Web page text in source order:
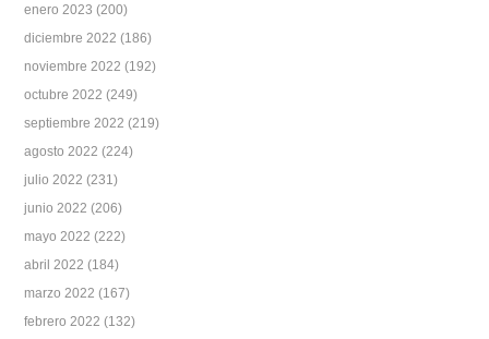
enero 2023 (200)
diciembre 2022 (186)
noviembre 2022 (192)
octubre 2022 (249)
septiembre 2022 (219)
agosto 2022 (224)
julio 2022 (231)
junio 2022 (206)
mayo 2022 (222)
abril 2022 (184)
marzo 2022 (167)
febrero 2022 (132)